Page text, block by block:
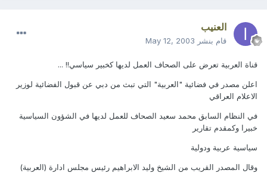
العنيب
قام بنشر May 12, 2003
قناة العربية تعرض على الصحاف العمل لديها كخبير سياسي!! ...
اعلن مصدر في فضائية "العربية" التي تبث من دبي عن قبول الفضائية لوزير
الاعلام العراقي
في النظام السابق محمد سعيد الصحاف للعمل لديها في الشؤون السياسية
خبيرا وكمقدم تقارير
سياسية عربية ودولية
وقال المصدر القريب من الشيخ وليد الابراهيم رئيس مجلس ادارة (العربية)